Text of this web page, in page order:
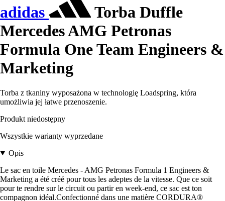
adidas
Torba Duffle
Mercedes AMG Petronas
Formula One Team Engineers &
Marketing
Torba z tkaniny wyposażona w technologię Loadspring, która
umożliwia jej łatwe przenoszenie.
Produkt niedostępny
Wszystkie warianty wyprzedane
Opis
Le sac en toile Mercedes - AMG Petronas Formula 1 Engineers &
Marketing a été créé pour tous les adeptes de la vitesse. Que ce soit
pour te rendre sur le circuit ou partir en week-end, ce sac est ton
compagnon idéal.Confectionné dans une matière CORDURA®